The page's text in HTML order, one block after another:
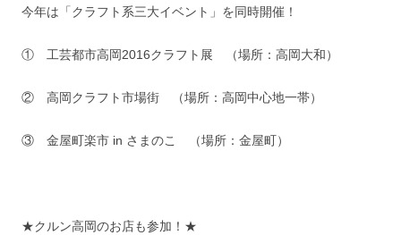
今年は「クラフト系三大イベント」を同時開催！
① 工芸都市高岡2016クラフト展 （場所：高岡大和）
② 高岡クラフト市場街 （場所：高岡中心地一帯）
③ 金屋町楽市 in さまのこ （場所：金屋町）
★クルン高岡のお店も参加！★